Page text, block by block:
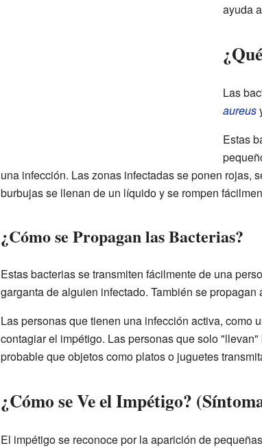
ayuda
Las
aureus
Estas
una infección. Las zonas infectadas se ponen rojas,
burbujas se llenan de un líquido y se rompen
¿Cómo se Propagan las Bacterias?
Estas bacterias se transmiten fácilmente de una
garganta de alguien infectado. También se
Las personas que tienen una infección activa, como
contagiar el impétigo. Las personas que solo
probable que objetos como platos o juguetes
¿Cómo se Ve el Impétigo?
El impétigo se reconoce por la aparición de